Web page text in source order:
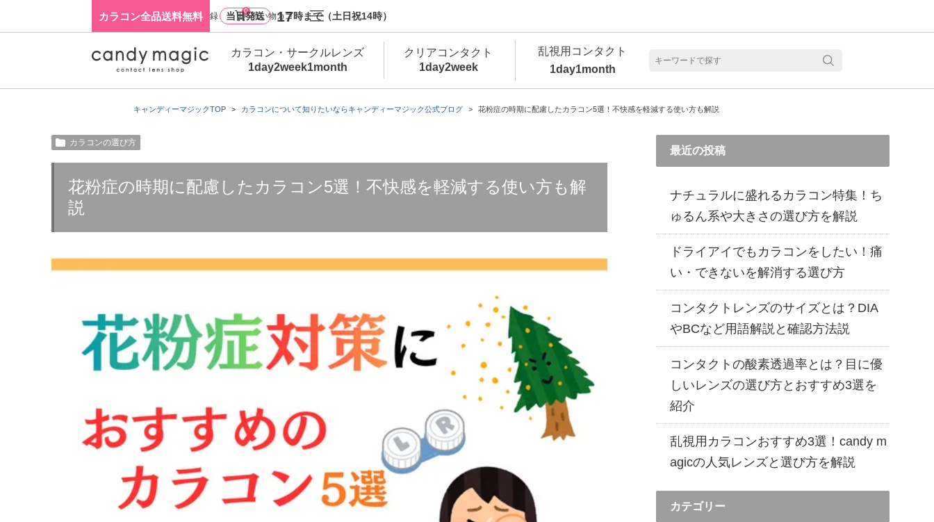
カラコン全品送料無料 当日発送 17時まで（土日祝14時）
キャンディーマジックTOP カラコンについて知りたいならキャンディーマジック公式ブログ 花粉症の時期に配慮したカラコン5選！不快感を軽減する使い方も解説
カラコンの選び方
花粉症の時期に配慮したカラコン5選！不快感を軽減する使い方も解
説
最近の投稿
ナチュラルに盛れるカラコン特集！ち
ゅるん系や大きさの選び方を解説
ドライアイでもカラコンをしたい！痛
い・できないを解消する選び方
コンタクトレンズのサイズとは？DIA
やBCなど用語解説と確認方法説
コンタクトの酸素透過率とは？目に優
しいレンズの選び方とおすすめ3選を
紹介
乱視用カラコンおすすめ3選！candy m
agicの人気レンズと選び方を解説
カテゴリー
ログイン・新規会員登録
0
買い物カゴ
カラコン・サークルレンズ
1day2week1month
クリアコンタクト
1day2week
乱視用コンタクト
1day1month
カラコン・サークルレンズ 1day 商品一覧を見る
乱視用カラコン 1day商品一覧を見る
カラコン・サークルレンズ 2week商品一覧を見る
カラコン・サークルレンズ 1month商品一覧を見る
クリアコンタクトレンズ 1day 商品一覧を見る 乱視用カラコン 1day商品一覧を見る
クリアコンタクトレンズ 2week 商品一覧を見る
乱視用カラコン 1day商品一覧を見る
乱視用カラコン 1month商品一覧を見る